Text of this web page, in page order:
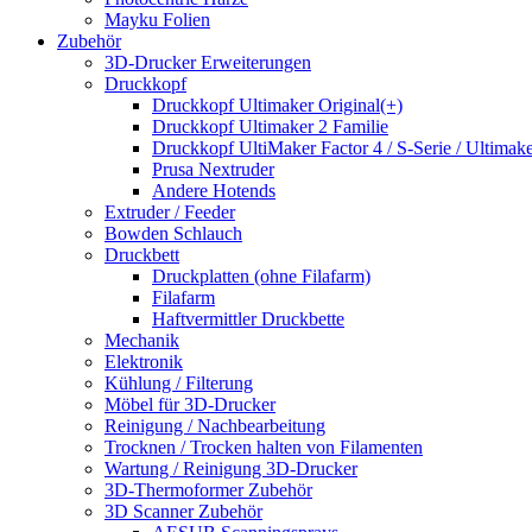
Mayku Folien
Zubehör
3D-Drucker Erweiterungen
Druckkopf
Druckkopf Ultimaker Original(+)
Druckkopf Ultimaker 2 Familie
Druckkopf UltiMaker Factor 4 / S-Serie /
Prusa Nextruder
Andere Hotends
Extruder / Feeder
Bowden Schlauch
Druckbett
Druckplatten (ohne Filafarm)
Filafarm
Haftvermittler Druckbette
Mechanik
Elektronik
Kühlung / Filterung
Möbel für 3D-Drucker
Reinigung / Nachbearbeitung
Trocknen / Trocken halten von Filamenten
Wartung / Reinigung 3D-Drucker
3D-Thermoformer Zubehör
3D Scanner Zubehör